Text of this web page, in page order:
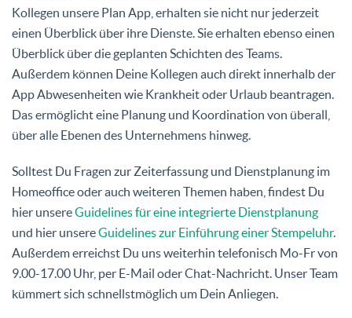
Kollegen unsere Plan App, erhalten sie nicht nur jederzeit
einen Überblick über ihre Dienste. Sie erhalten ebenso einen
Überblick über die geplanten Schichten des Teams.
Außerdem können Deine Kollegen auch direkt innerhalb der
App Abwesenheiten wie Krankheit oder Urlaub beantragen.
Das ermöglicht eine Planung und Koordination von überall,
über alle Ebenen des Unternehmens hinweg.
Solltest Du Fragen zur Zeiterfassung und Dienstplanung im
Homeoffice oder auch weiteren Themen haben, findest Du
hier unsereGuidelines für eine integrierte Dienstplanung
und hier unsereGuidelines zur Einführung einer Stempeluhr.
Außerdem erreichst Du uns weiterhin telefonisch Mo-Fr von
9.00-17.00 Uhr, per E-Mail oder Chat-Nachricht. Unser Team
kümmert sich schnellstmöglich um Dein Anliegen.